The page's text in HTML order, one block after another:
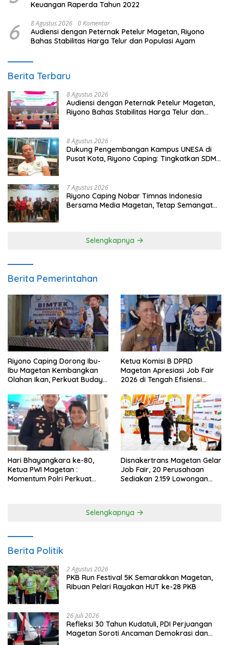
Keuangan Raperda Tahun 2022
6 8 Agustus 2026 0 Komentar
Audiensi dengan Peternak Petelur Magetan, Riyono
Bahas Stabilitas Harga Telur dan Populasi Ayam
Berita Terbaru
8 Agustus 2026
Audiensi dengan Peternak Petelur Magetan,
Riyono Bahas Stabilitas Harga Telur dan
8 Agustus 2026
Dukung Pengembangan Kampus UNESA di
Pusat Kota, Riyono Caping: Tingkatkan SDM
7 Agustus 2026
Riyono Caping Nobar Timnas Indonesia
Bersama Media Magetan, Tetap Semangat
Selengkapnya
Berita Pemerintahan
Riyono Caping Dorong Ibu-
Ibu Magetan Kembangkan
Olahan Ikan, Perkuat Budaya
Ketua Komisi B DPRD
Magetan Apresiasi Job Fair
2026 di Tengah Efisiensi
Hari Bhayangkara ke-80,
Ketua PWI Magetan :
Momentum Polri Perkuat
Disnakertrans Magetan Gelar
Job Fair, 20 Perusahaan
Sediakan 2.159 Lowongan
Selengkapnya
Berita Politik
2 Agustus 2026
PKB Run Festival 5K Semarakkan Magetan,
Ribuan Pelari Rayakan HUT ke-28 PKB
26 Juli 2026
Refleksi 30 Tahun Kudatuli, PDI Perjuangan
Magetan Soroti Ancaman Demokrasi dan